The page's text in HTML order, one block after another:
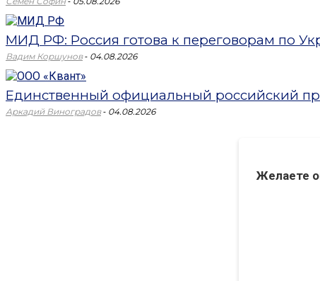
МИД РФ: Россия готова к переговорам по
Вадим Коршунов - 04.08.2026
Единственный официальный российский
Аркадий Виноградов - 04.08.2026
Желаете